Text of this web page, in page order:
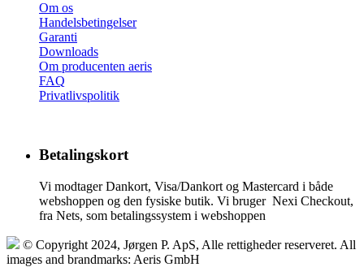
Om os
Handelsbetingelser
Garanti
Downloads
Om producenten aeris
FAQ
Privatlivspolitik
Betalingskort
Vi modtager Dankort, Visa/Dankort og Mastercard i både
webshoppen og den fysiske butik. Vi bruger Nexi Checkout,
fra Nets, som betalingssystem i webshoppen
© Copyright 2024, Jørgen P. ApS, Alle rettigheder reserveret. All
images and brandmarks: Aeris GmbH